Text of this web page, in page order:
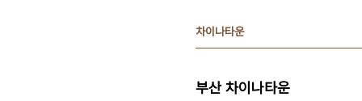
차이나타운
부산 차이나타운